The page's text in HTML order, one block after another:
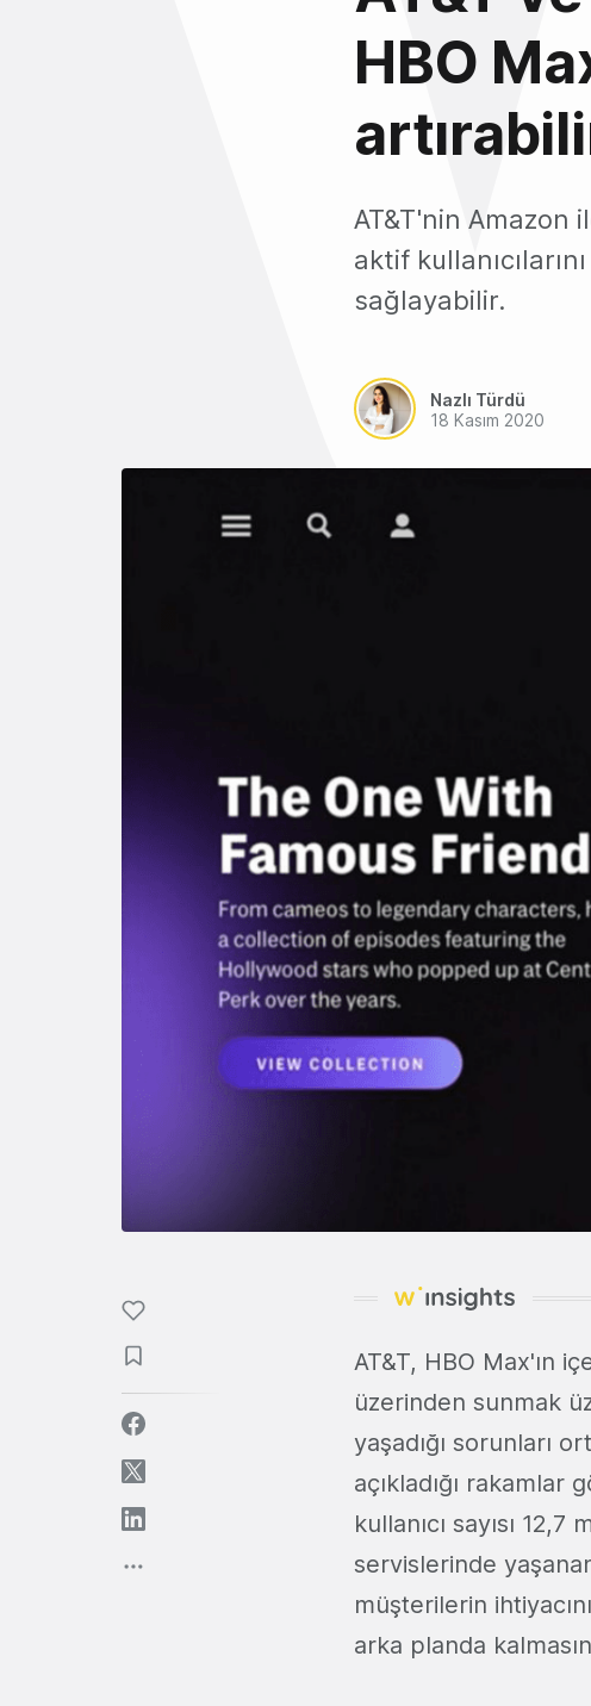
HBO
AT&T'nin Amazon
aktif
sağlayabilir.
Nazlı Türdü
18 Kasım 2020
AT&T, HBO Max'ın
üzerinden sunmak
yaşadığı sorunları
açıkladığı rakamlar
kullanıcı sayısı
servislerinde
müşterilerin
arka planda